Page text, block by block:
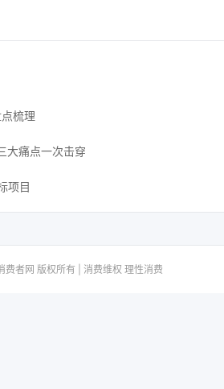
梳理
大痛点一次击穿
项目
者网 版权所有 | 消费维权 理性消费